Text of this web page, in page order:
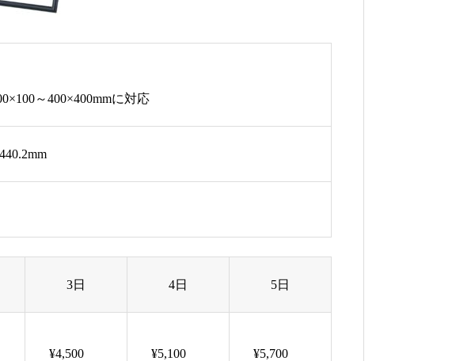
～400×400mmに対応
3日 4日 5日
¥4,500 ¥5,100 ¥5,700